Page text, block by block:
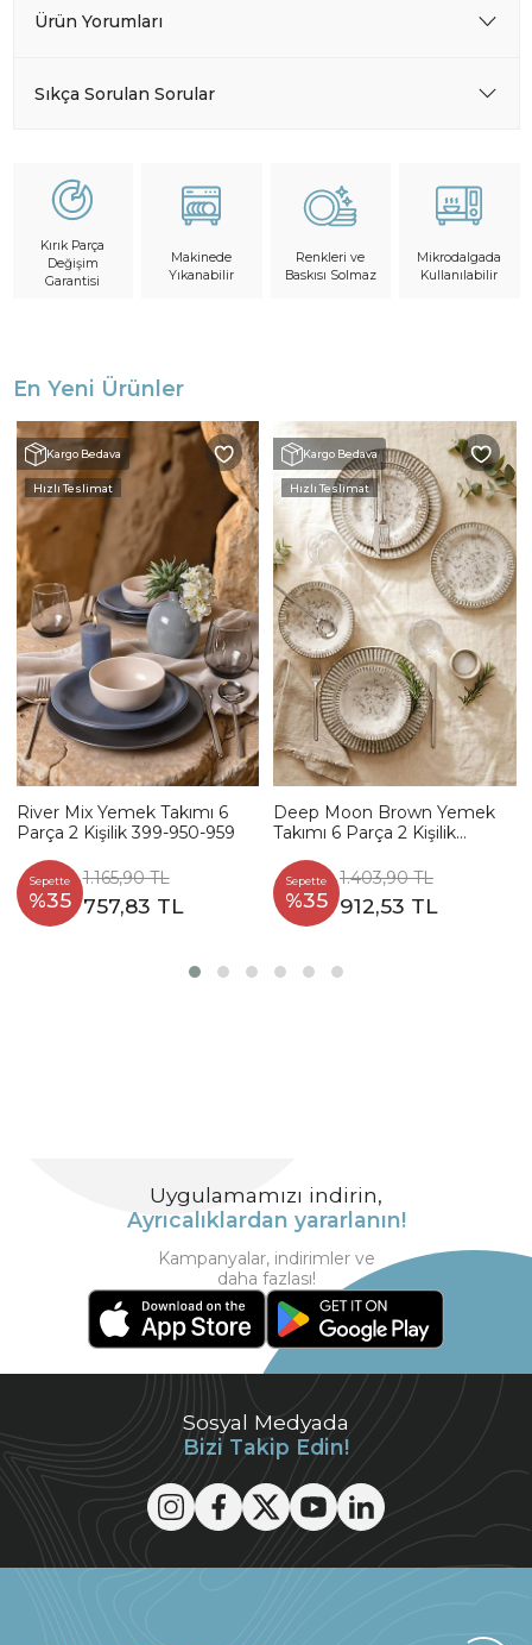
Ürün Yorumları
Sıkça Sorulan Sorular
Kırık Parça
Değişim
Garantisi
Makinede
Yıkanabilir
Renkleri ve
Baskısı Solmaz
Mikrodalgada
Kullanılabilir
En Yeni Ürünler
Kargo Bedava
Hızlı Teslimat
River Mix Yemek Takımı 6
Parça 2 Kişilik 399-950-959
Sepette
%35
1.165,90 TL
757,83 TL
Kargo Bedava
Hızlı Teslimat
Deep Moon Brown Yemek
Takımı 6 Parça 2 Kişilik
Sepette
%35
1.403,90 TL
912,53 TL
Sosyal Medyada
Bizi Takip Edin!
Uygulamamızı indirin,
Ayrıcalıklardan yararlanın!
Kampanyalar, indirimler ve
daha fazlası!